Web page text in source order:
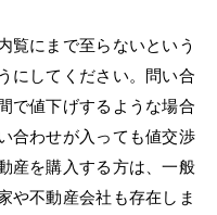
覧にまで至らないという
にしてください。問い合
で値下げするような場合
合わせが入っても値交渉
産を購入する方は、一般
や不動産会社も存在しま